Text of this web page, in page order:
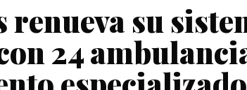
renueva su
24